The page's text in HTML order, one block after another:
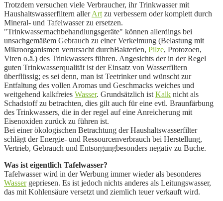
Trotzdem versuchen viele Verbraucher, ihr Trinkwasser mit
Haushaltswasserfiltern allerArt zu verbessern oder komplett durch
Mineral- und Tafelwasser zu ersetzen.
"Trinkwassernachbehandlungsgeräte" können allerdings bei
unsachgemäßem Gebrauch zu einer Verkeimung (Belastung mit
Mikroorganismen verursacht durchBakterien, Pilze, Protozoen,
Viren o.ä.) des Trinkwassers führen. Angesichts der in der Regel
guten Trinkwasserqualität ist der Einsatz von Wasserfiltern
überflüssig; es sei denn, man ist Teetrinker und wünscht zur
Entfaltung des vollen Aromas und Geschmacks weiches und
weitgehend kalkfreies Wasser. Grundsätzlich ist Kalk nicht als
Schadstoff zu betrachten, dies gilt auch für eine evtl. Braunfärbung
des Trinkwassers, die in der regel auf eine Anreicherung mit
Eisenoxiden zurück zu führen ist.
Bei einer ökologischen Betrachtung der Haushaltswasserfilter
schlägt derEnergie- und Ressourcenverbrauch bei Herstellung,
Vertrieb, Gebrauch und Entsorgungbesonders negativ zu Buche.
Was ist eigentlich Tafelwasser?
Tafelwasser wird in der Werbung immer wieder als besonderes
Wassergepriesen. Es ist jedoch nichts anderes als Leitungswasser,
das mit Kohlensäure versetzt und ziemlich teuer verkauft wird.